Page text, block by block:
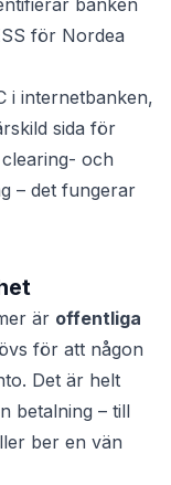
banken
för Nordea
i internetbanken,
sida för
och
– det fungerar
är offentliga
för att någon
Det är helt
betalning – till
ber en vän